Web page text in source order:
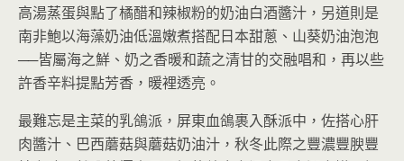
高湯蒸蛋與點了橘醋和辣椒粉的奶油白酒醬汁，另道則是
南非鮑以海藻奶油低溫嫩煮搭配日本甜蔥、山葵奶油泡泡
──皆屬海之鮮、奶之香暖和蔬之清甘的交融唱和，再以些
許香辛料提點芳香，暖裡透亮。
最難忘是主菜的乳鴿派，屏東血鴿裹入酥派中，佐搭心肝
肉醬汁、巴西蘑菇與蘑菇奶油汁，秋冬此際之豐濃豐腴豐